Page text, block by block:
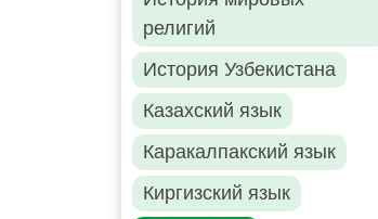
религий
История Узбекистана
Казахский язык
Каракалпакский язык
Киргизский язык